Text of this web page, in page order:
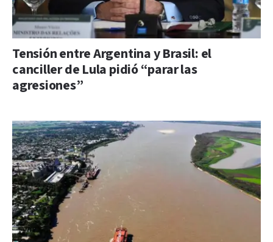
Tensión entre Argentina y Brasil: el
canciller de Lula pidió “parar las
agresiones”